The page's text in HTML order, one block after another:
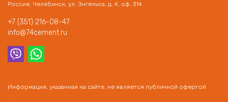
Россия, Челябинск, ул. Энгельса, д. 4, оф. 314
+7 (351) 216-08-47
info@74cement.ru
Информация, указанная на сайте, не является публичной офертой